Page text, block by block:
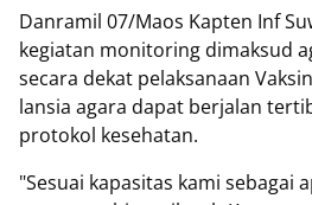
Danramil 07/Maos Kapten Inf
kegiatan monitoring dimaksud
secara dekat pelaksanaan
lansia agara dapat berjalan
protokol kesehatan.
"Sesuai kapasitas kami sebagai